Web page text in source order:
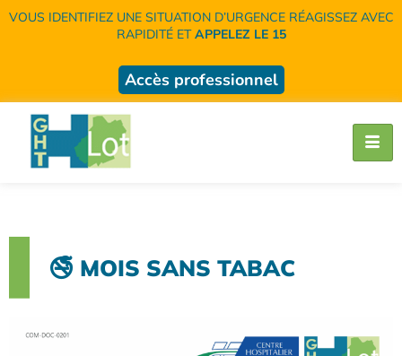
VOUS IDENTIFIEZ UNE SITUATION D’URGENCE RÉAGISSEZ AVEC
RAPIDITÉ ETAPPELEZ LE 15
Accès professionnel
🚭 MOIS SANS TABAC